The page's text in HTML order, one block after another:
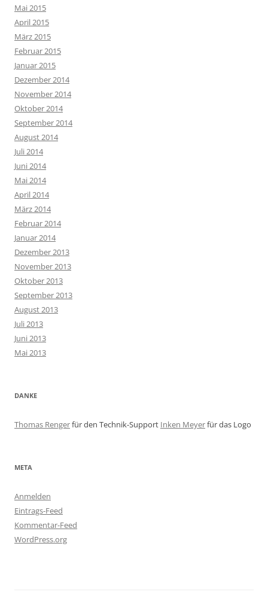
Mai 2015
April 2015
März 2015
Februar 2015
Januar 2015
Dezember 2014
November 2014
Oktober 2014
September 2014
August 2014
Juli 2014
Juni 2014
Mai 2014
April 2014
März 2014
Februar 2014
Januar 2014
Dezember 2013
November 2013
Oktober 2013
September 2013
August 2013
Juli 2013
Juni 2013
Mai 2013
DANKE
Thomas Rengerfür den Technik-Support Inken Meyerfür das Logo
META
Anmelden
Eintrags-Feed
Kommentar-Feed
WordPress.org